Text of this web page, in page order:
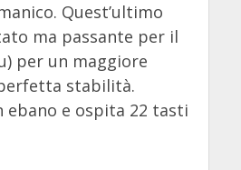
Quest’ultimo
ma passante per il
per un maggiore
stabilità.
ebano e ospita 22 tasti